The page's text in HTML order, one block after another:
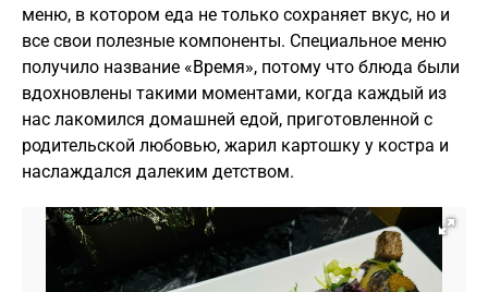
меню, в котором еда не только сохраняет вкус, но и
все свои полезные компоненты. Специальное меню
получило название «Время», потому что блюда были
вдохновлены такими моментами, когда каждый из
нас лакомился домашней едой, приготовленной с
родительской любовью, жарил картошку у костра и
наслаждался далеким детством.